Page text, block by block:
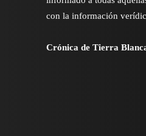
con la información
Crónica de Tierra